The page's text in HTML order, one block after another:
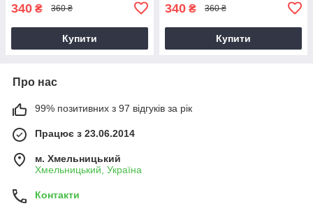
340 ₴ 360 ₴
Купити
340 ₴ 360 ₴
Купити
Про нас
99% позитивних з 97 відгуків за рік
Працює з 23.06.2014
м. Хмельницький
Хмельницький, Україна
Контакти